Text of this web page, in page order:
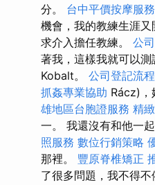
分。 台中平價按摩服務
機會，我的教練生涯
求介入擔任教練。 公
著我，這樣我就可以測
Kobalt。 公司登記流
抓姦專業協助 Rácz)，
雄地區台胞證服務 精
一。 我還沒有和他一
照服務 數位行銷策略
那裡。 豐原脊椎矯正
了很多問題，我不得